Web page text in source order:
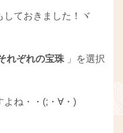
しておきました！ヾ
れぞれの宝珠 」を選択
よね・・(;・∀・)